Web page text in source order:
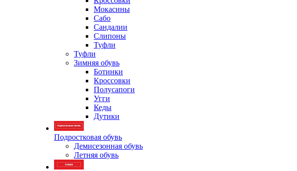
Мокасины
Сабо
Сандалии
Слипоны
Туфли
Туфли
Зимняя обувь
Ботинки
Кроссовки
Полусапоги
Угги
Кеды
Дутики
Подростковая обувь
Демисезонная обувь
Летняя обувь